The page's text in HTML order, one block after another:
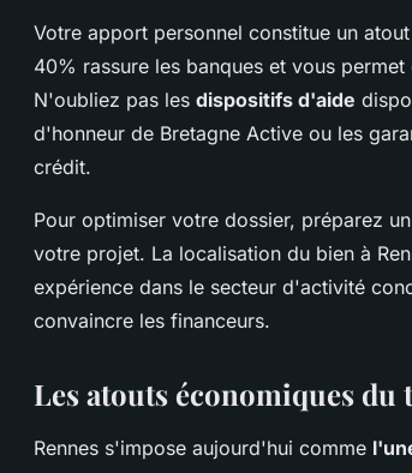
Votre apport personnel constitue un
40% rassure les banques et vous
N'oubliez pas les dispositifs d'aide
d'honneur de Bretagne Active ou les
crédit.
Pour optimiser votre dossier, préparez
votre projet. La localisation du bien à
expérience dans le secteur d'activité
convaincre les financeurs.
Les atouts économiques
Rennes s'impose aujourd'hui comme